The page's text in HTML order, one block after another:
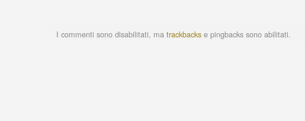
I commenti sono disabilitati, ma trackbacks e pingbacks sono abilitati.